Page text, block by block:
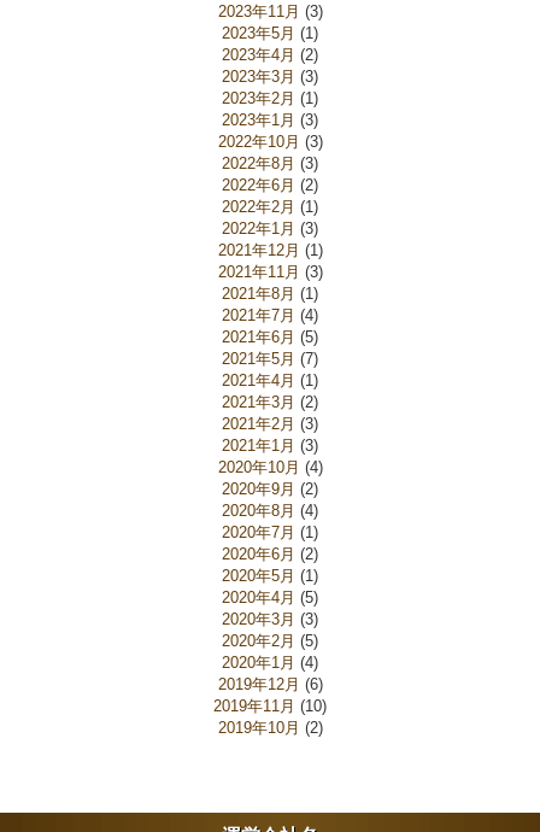
2023年11月 (3)
2023年5月 (1)
2023年4月 (2)
2023年3月 (3)
2023年2月 (1)
2023年1月 (3)
2022年10月 (3)
2022年8月 (3)
2022年6月 (2)
2022年2月 (1)
2022年1月 (3)
2021年12月 (1)
2021年11月 (3)
2021年8月 (1)
2021年7月 (4)
2021年6月 (5)
2021年5月 (7)
2021年4月 (1)
2021年3月 (2)
2021年2月 (3)
2021年1月 (3)
2020年10月 (4)
2020年9月 (2)
2020年8月 (4)
2020年7月 (1)
2020年6月 (2)
2020年5月 (1)
2020年4月 (5)
2020年3月 (3)
2020年2月 (5)
2020年1月 (4)
2019年12月 (6)
2019年11月 (10)
2019年10月 (2)